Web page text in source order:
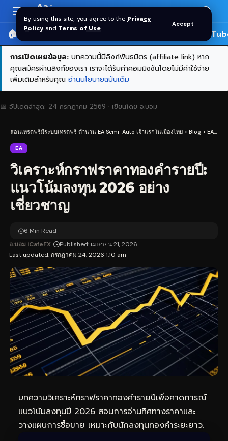
By using this site, you agree to the Privacy
Policy and Terms of Use.
Accept
Resizer
Aa
🏠 หน้าแรก ราคาทอง SPDR 🎬
การเปิดเผยข้อมูล: บทความนี้มีลิงก์พันธมิตร (affiliate link) หาก
คุณสมัครผ่านลิงก์ของเรา เราจะได้รับค่าคอมมิชชันโดยไม่มีค่าใช้จ่าย
เพิ่มเติมสำหรับคุณ อ่านนโยบายฉบับเต็ม
📅 อัปเดตล่าสุด: 24 กรกฎาคม 2569 · เขียนโดย อ.บอม
สอนเทรดฟรีมีระบบเทรดฟรี ตำนาน EA Semi-Auto เจ้าแรกในเมืองไทย > Blog > EA>
EA
วิเคราะห์กราฟราคาทองคำรายปี:
แนวโน้มลงทุน 2026 อย่าง
เชี่ยวชาญ
Last updated: กรกฎาคม 24, 2026 1:10 am
อ.บอม iCafeFX Published: เมษายน 21, 2026
6 Min Read
บทความวิเคราะห์กราฟราคาทองคำรายปีเพื่อคาดการณ์
แนวโน้มลงทุนปี 2026 สอนการอ่านทิศทางราคาและ
วางแผนการซื้อขาย เหมาะกับนักลงทุนทองคำระยะยาว.